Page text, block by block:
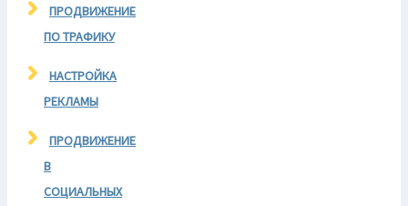
ПРОДВИЖЕНИЕ
ПО ТРАФИКУ
НАСТРОЙКА
РЕКЛАМЫ
ПРОДВИЖЕНИЕ
В
СОЦИАЛЬНЫХ